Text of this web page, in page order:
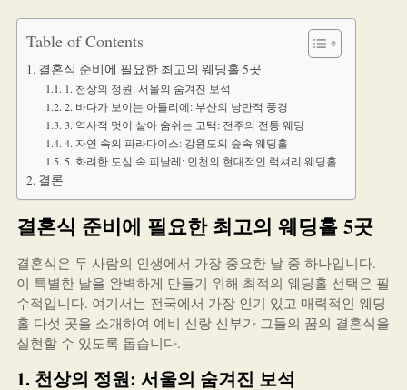
Table of Contents
결혼식 준비에 필요한 최고의 웨딩홀 5곳
1. 천상의 정원: 서울의 숨겨진 보석
2. 바다가 보이는 아틀리에: 부산의 낭만적 풍경
3. 역사적 멋이 살아 숨쉬는 고택: 전주의 전통 웨딩
4. 자연 속의 파라다이스: 강원도의 숲속 웨딩홀
5. 화려한 도심 속 피날레: 인천의 현대적인 럭셔리 웨딩홀
결론
결혼식 준비에 필요한 최고의 웨딩홀 5곳
결혼식은 두 사람의 인생에서 가장 중요한 날 중 하나입니다.
이 특별한 날을 완벽하게 만들기 위해 최적의 웨딩홀 선택은 필
수적입니다. 여기서는 전국에서 가장 인기 있고 매력적인 웨딩
홀 다섯 곳을 소개하여 예비 신랑 신부가 그들의 꿈의 결혼식을
실현할 수 있도록 돕습니다.
1. 천상의 정원: 서울의 숨겨진 보석